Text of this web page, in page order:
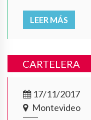
LEER MÁS
CARTELERA
17/11/2017
Montevideo